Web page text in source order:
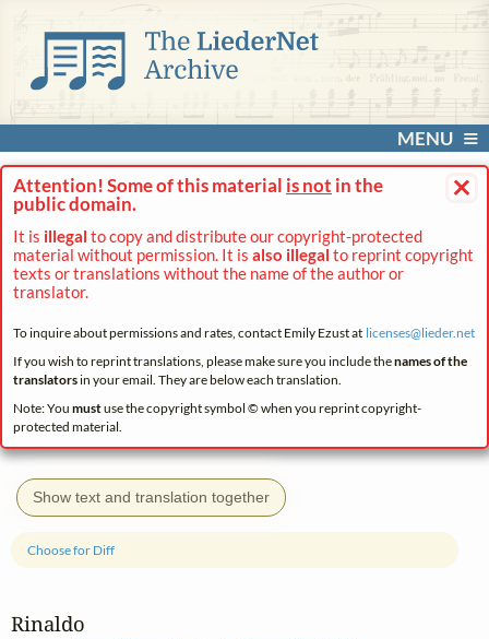
MENU
×
Attention! Some of this material is not in the
public domain.
It is illegal to copy and distribute our copyright-protected
material without permission. It is also illegal to reprint copyright
texts or translations without the name of the author or
translator.
To inquire about permissions and rates, contact Emily Ezust at licenses@lieder.net
If you wish to reprint translations, please make sure you include thenames of the
translatorsin your email. They are below each translation.
Note: You mustuse the copyright symbol © when you reprint copyright-
protected material.
Show text and translation together
Rinaldo
Choose for Diff